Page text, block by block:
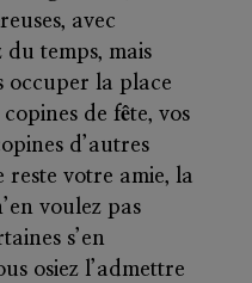
avec
du temps, mais
occuper la place
de fête, vos
d’autres
reste votre amie, la
voulez pas
s’en
osiez l’admettre